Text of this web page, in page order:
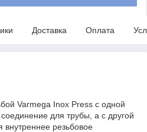
Доставка Оплата
Varmega Inox Press с одной
для трубы, а с другой
внутреннее резьбовое